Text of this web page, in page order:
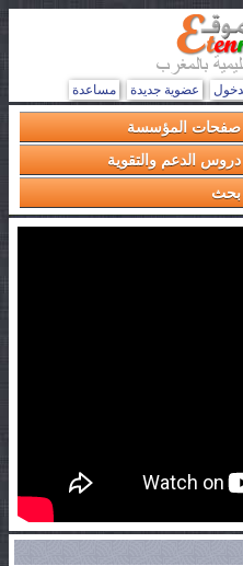
عضوية جديدة مساعدة
صفحات المؤسسة
دروس الدعم والتقوية
بحث